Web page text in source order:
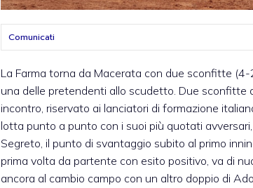
Comunicati
La Farma torna da Macerata con due sconfitte
una delle pretendenti allo scudetto. Due sconfitte
incontro, riservato ai lanciatori di formazione
lotta punto a punto con i suoi più quotati
Segreto, il punto di svantaggio subito al primo
prima volta da partente con esito positivo, va di
ancora al cambio campo con un altro doppio di